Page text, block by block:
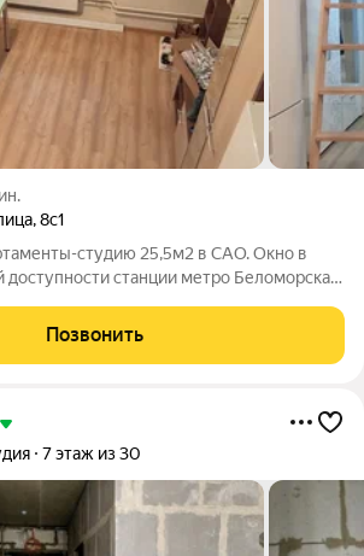
,8с1
студию 25,5м2 в САО. Окно в
станции метро Беломорская,
тихий двор. Камеры видеонаблюдения
Позвонить
7 этаж из 30